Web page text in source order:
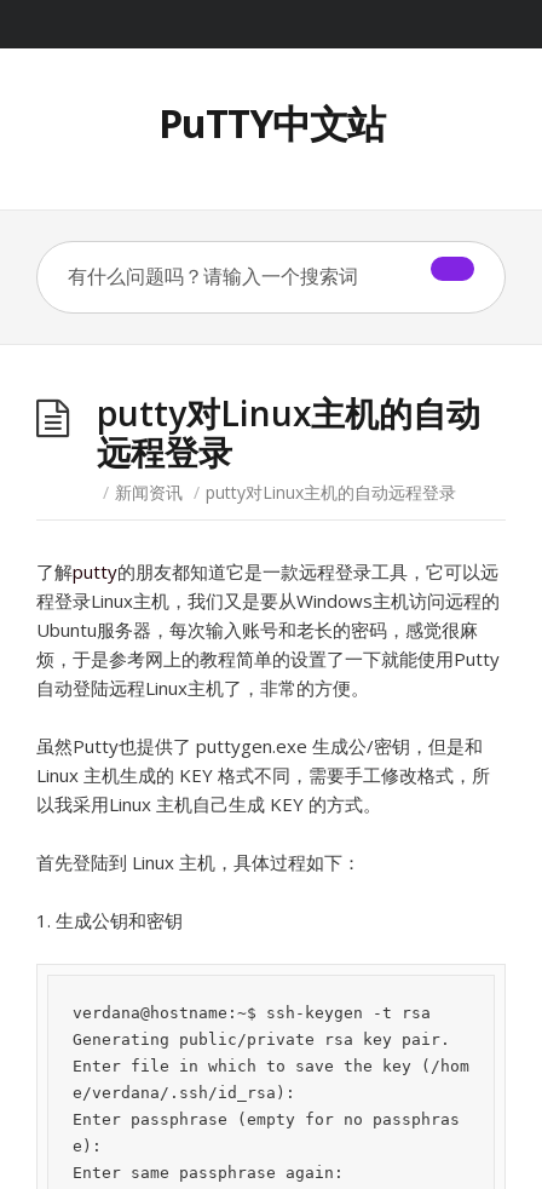
PuTTY中文站
putty对Linux主机的自动
远程登录
/ 新闻资讯 / putty对Linux主机的自动远程登录
了解putty的朋友都知道它是一款远程登录工具，它可以远
程登录Linux主机，我们又是要从Windows主机访问远程的
Ubuntu服务器，每次输入账号和老长的密码，感觉很麻
烦，于是参考网上的教程简单的设置了一下就能使用Putty
自动登陆远程Linux主机了，非常的方便。
虽然Putty也提供了 puttygen.exe 生成公/密钥，但是和
Linux 主机生成的 KEY 格式不同，需要手工修改格式，所
以我采用Linux 主机自己生成 KEY 的方式。
首先登陆到 Linux 主机，具体过程如下：
1. 生成公钥和密钥
verdana@hostname:~$ ssh-keygen -t rsa
Generating public/private rsa key pair.
Enter file in which to save the key (/hom
e/verdana/.ssh/id_rsa):
Enter passphrase (empty for no passphras
e):
Enter same passphrase again: